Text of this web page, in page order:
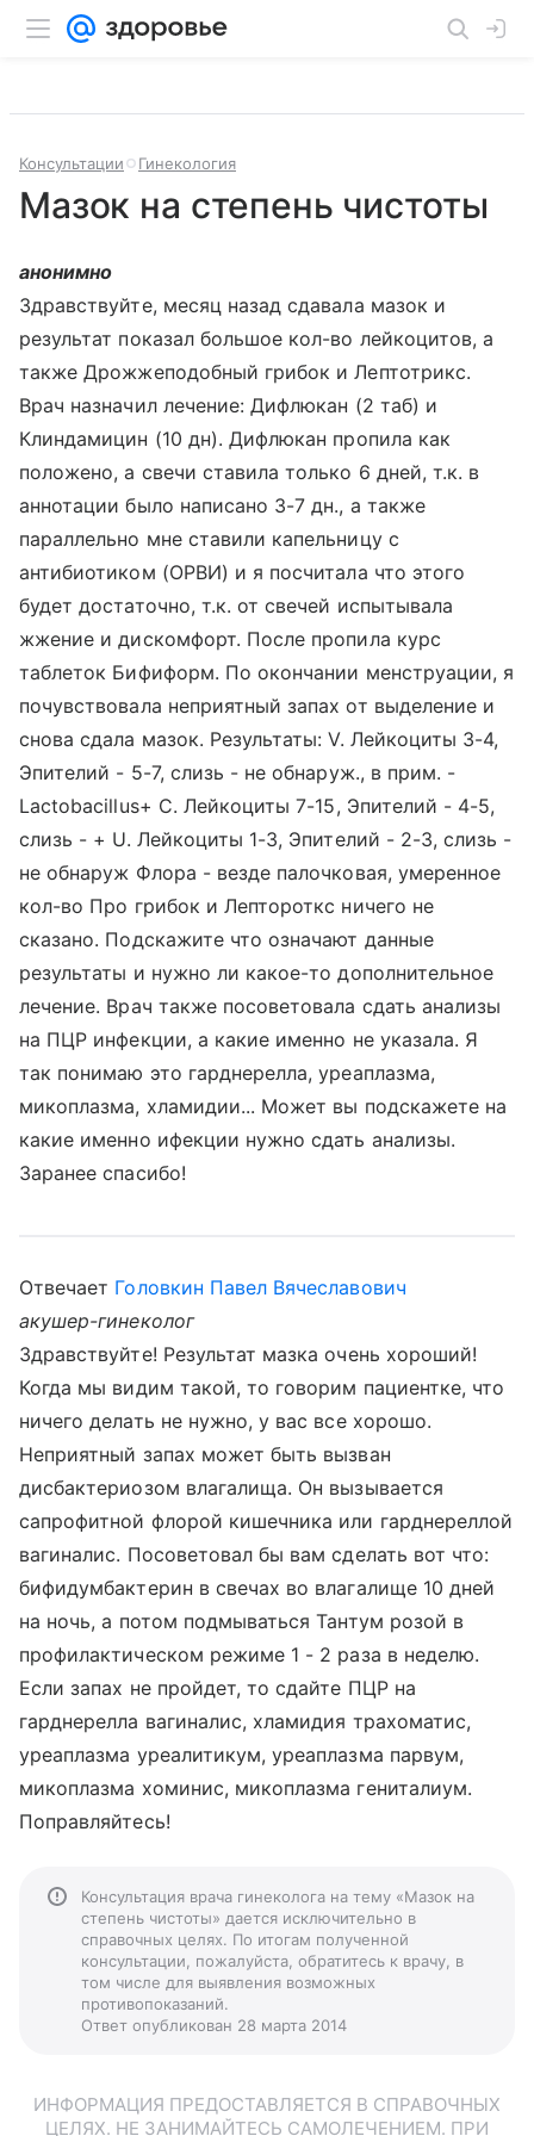
Консультации Гинекология
Мазок на степень чистоты
анонимно
Здравствуйте, месяц назад сдавала мазок и
результат показал большое кол-во лейкоцитов, а
также Дрожжеподобный грибок и Лептотрикс.
Врач назначил лечение: Дифлюкан (2 таб) и
Клиндамицин (10 дн). Дифлюкан пропила как
положено, а свечи ставила только 6 дней, т.к. в
аннотации было написано 3-7 дн., а также
параллельно мне ставили капельницу с
антибиотиком (ОРВИ) и я посчитала что этого
будет достаточно, т.к. от свечей испытывала
жжение и дискомфорт. После пропила курс
таблеток Бифиформ. По окончании менструации, я
почувствовала неприятный запах от выделение и
снова сдала мазок. Результаты: V. Лейкоциты 3-4,
Эпителий - 5-7, слизь - не обнаруж., в прим. -
Lactobacillus+ C. Лейкоциты 7-15, Эпителий - 4-5,
слизь - + U. Лейкоциты 1-3, Эпителий - 2-3, слизь -
не обнаруж Флора - везде палочковая, умеренное
кол-во Про грибок и Лептороткс ничего не
сказано. Подскажите что означают данные
результаты и нужно ли какое-то дополнительное
лечение. Врач также посоветовала сдать анализы
на ПЦР инфекции, а какие именно не указала. Я
так понимаю это гарднерелла, уреаплазма,
микоплазма, хламидии... Может вы подскажете на
какие именно ифекции нужно сдать анализы.
Заранее спасибо!
Отвечает Головкин Павел Вячеславович
акушер-гинеколог
Здравствуйте! Результат мазка очень хороший!
Когда мы видим такой, то говорим пациентке, что
ничего делать не нужно, у вас все хорошо.
Неприятный запах может быть вызван
дисбактериозом влагалища. Он вызывается
сапрофитной флорой кишечника или гарднереллой
вагиналис. Посоветовал бы вам сделать вот что:
бифидумбактерин в свечах во влагалище 10 дней
на ночь, а потом подмываться Тантум розой в
профилактическом режиме 1 - 2 раза в неделю.
Если запах не пройдет, то сдайте ПЦР на
гарднерелла вагиналис, хламидия трахоматис,
уреаплазма уреалитикум, уреаплазма парвум,
микоплазма хоминис, микоплазма гениталиум.
Поправляйтесь!
Консультация врача гинеколога на тему «Мазок на
степень чистоты» дается исключительно в
справочных целях. По итогам полученной
консультации, пожалуйста, обратитесь к врачу, в
том числе для выявления возможных
противопоказаний.
Ответ опубликован 28 марта 2014
ИНФОРМАЦИЯ ПРЕДОСТАВЛЯЕТСЯ В СПРАВОЧНЫХ
ЦЕЛЯХ. НЕ ЗАНИМАЙТЕСЬ САМОЛЕЧЕНИЕМ. ПРИ